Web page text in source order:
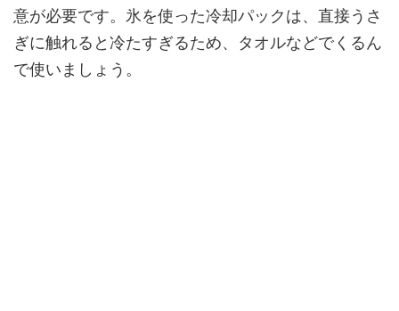
意が必要です。氷を使った冷却パックは、直接うさ
ぎに触れると冷たすぎるため、タオルなどでくるん
で使いましょう。